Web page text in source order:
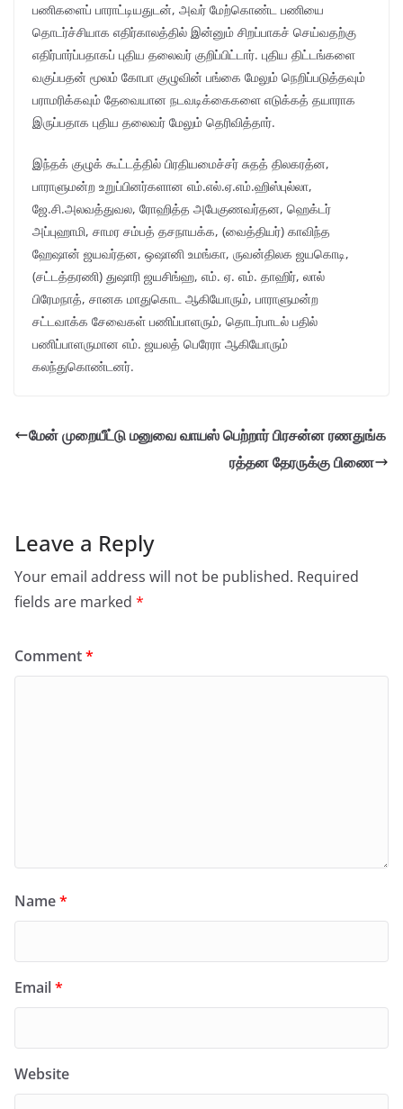
பணிகளைப் பாராட்டியதுடன், அவர் மேற்கொண்ட பணியை
தொடர்ச்சியாக எதிர்காலத்தில் இன்னும் சிறப்பாகச் செய்வதற்கு
எதிர்பார்ப்பதாகப் புதிய தலைவர் குறிப்பிட்டார். புதிய திட்டங்களை
வகுப்பதன் மூலம் கோபா குழுவின் பங்கை மேலும் நெறிப்படுத்தவும்
பராமரிக்கவும் தேவையான நடவடிக்கைகளை எடுக்கத் தயாராக
இருப்பதாக புதிய தலைவர் மேலும் தெரிவித்தார்.
இந்தக் குழுக் கூட்டத்தில் பிரதியமைச்சர் சுதத் திலகரத்ன,
பாராளுமன்ற உறுப்பினர்களான எம்.எல்.ஏ.எம்.ஹிஸ்புல்லா,
ஜே.சி.அலவத்துவல, ரோஹித்த அபேகுணவர்தன, ஹெக்டர்
அப்புஹாமி, சாமர சம்பத் தசநாயக்க, (வைத்தியர்) காவிந்த
ஹேஷான் ஜயவர்தன, ஒஷானி உமங்கா, ருவன்திலக ஜயகொடி,
(சட்டத்தரணி) துஷாரி ஜயசிங்ஹ, எம். ஏ. எம். தாஹிர், லால்
பிரேமநாத், சானக மாதுகொட ஆகியோரும், பாராளுமன்ற
சட்டவாக்க சேவைகள் பணிப்பாளரும், தொடர்பாடல் பதில்
பணிப்பாளருமான எம். ஜயலத் பெரேரா ஆகியோரும்
கலந்துகொண்டனர்.
மேன் முறையீட்டு மனுவை வாயஸ் பெற்றார் பிரசன்ன ரணதுங்க
ரத்தன தேரருக்கு பிணை
Leave a Reply
Your email address will not be published. Required
fields are marked *
Comment*
Name*
Email*
Website